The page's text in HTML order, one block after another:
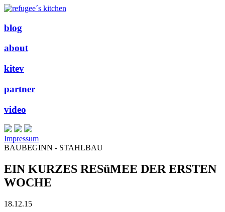
blog
about
kitev
partner
video
Impressum
BAUBEGINN - STAHLBAU
EIN KURZES RESüMEE DER ERSTEN
WOCHE
18.12.15